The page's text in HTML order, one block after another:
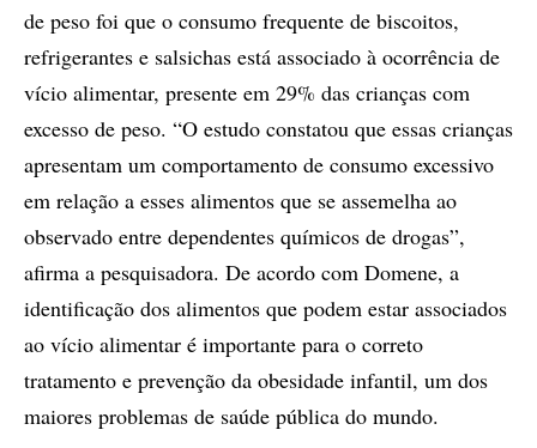
de peso foi que o consumo frequente de biscoitos,
refrigerantes e salsichas está associado à ocorrência de
vício alimentar, presente em 29% das crianças com
excesso de peso. “O estudo constatou que essas crianças
apresentam um comportamento de consumo excessivo
em relação a esses alimentos que se assemelha ao
observado entre dependentes químicos de drogas”,
afirma a pesquisadora. De acordo com Domene, a
identificação dos alimentos que podem estar associados
ao vício alimentar é importante para o correto
tratamento e prevenção da obesidade infantil, um dos
maiores problemas de saúde pública do mundo.